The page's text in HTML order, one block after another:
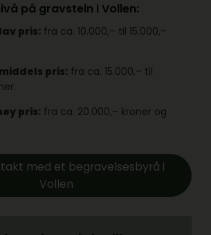
på gravstein i Vollen:
pris: fra ca. 10.000,– til 15.000,–
pris: fra ca. 15.000,– til
pris: fra ca. 20.000,– kroner og
med et begravelsesbyrå i
Vollen